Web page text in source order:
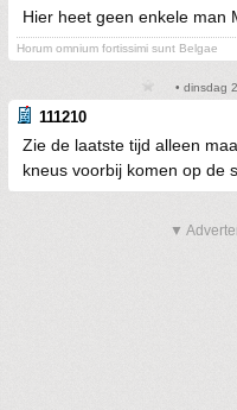
Hier heet geen enkele man
Horum omnium fortissimi sunt Belgae
• dinsdag
111210
Zie de laatste tijd alleen
kneus voorbij komen op de
▼